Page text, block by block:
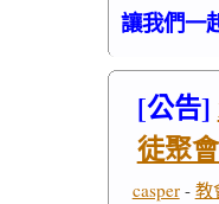
讓我們一
[公告]
徒聚
casper- 教